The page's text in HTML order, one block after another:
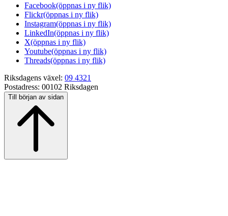
Facebook(öppnas i ny flik)
Flickr(öppnas i ny flik)
Instagram(öppnas i ny flik)
LinkedIn(öppnas i ny flik)
X(öppnas i ny flik)
Youtube(öppnas i ny flik)
Threads(öppnas i ny flik)
Riksdagens växel: 09 4321
Postadress: 00102 Riksdagen
Till början av sidan